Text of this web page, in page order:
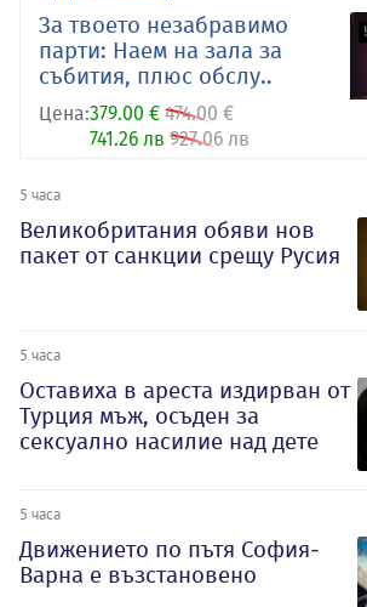
За твоето незабравимо
парти: Наем на зала за
събития, плюс обслу..
Цена:379.00 € 474.00 €
741.26 лв 927.06 лв
5 часа
Великобритания обяви нов
пакет от санкции срещу Русия
5 часа
Оставиха в ареста издирван от
Турция мъж, осъден за
сексуално насилие над дете
5 часа
Движението по пътя София-
Варна е възстановено